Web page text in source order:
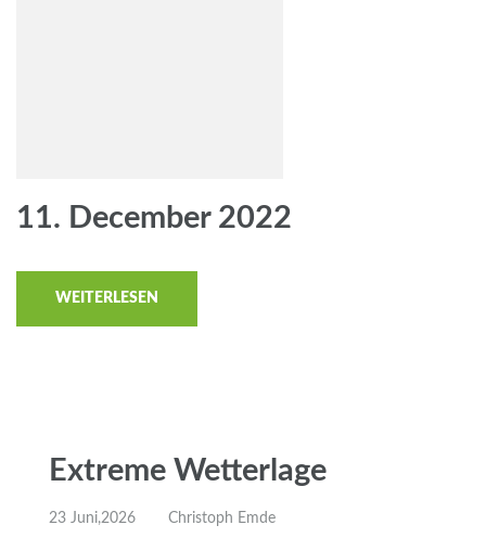
11. December 2022
WEITERLESEN
Extreme Wetterlage
23 Juni,2026 Christoph Emde